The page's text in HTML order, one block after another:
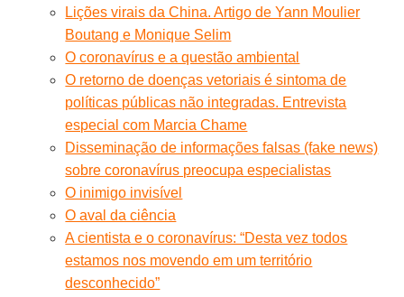
Lições virais da China. Artigo de Yann Moulier
Boutang e Monique Selim
O coronavírus e a questão ambiental
O retorno de doenças vetoriais é sintoma de
políticas públicas não integradas. Entrevista
especial com Marcia Chame
Disseminação de informações falsas (fake news)
sobre coronavírus preocupa especialistas
O inimigo invisível
O aval da ciência
A cientista e o coronavírus: “Desta vez todos
estamos nos movendo em um território
desconhecido”